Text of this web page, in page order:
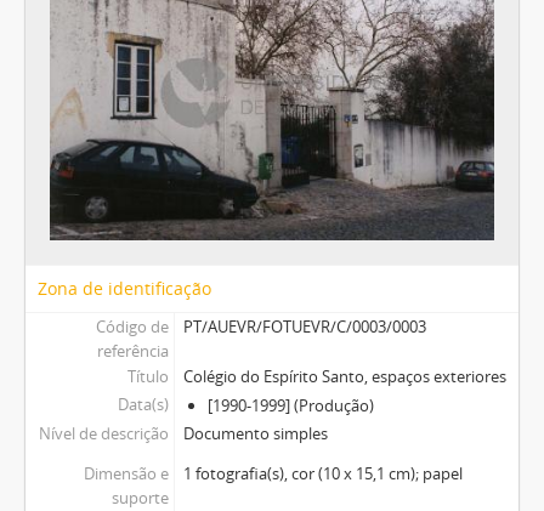
Zona de identificação
Código de
referência
PT/AUEVR/FOTUEVR/C/0003/0003
Título
Colégio do Espírito Santo, espaços exteriores
Data(s)
[1990-1999] (Produção)
Nível de descrição
Documento simples
Dimensão e
suporte
1 fotografia(s), cor (10 x 15,1 cm); papel